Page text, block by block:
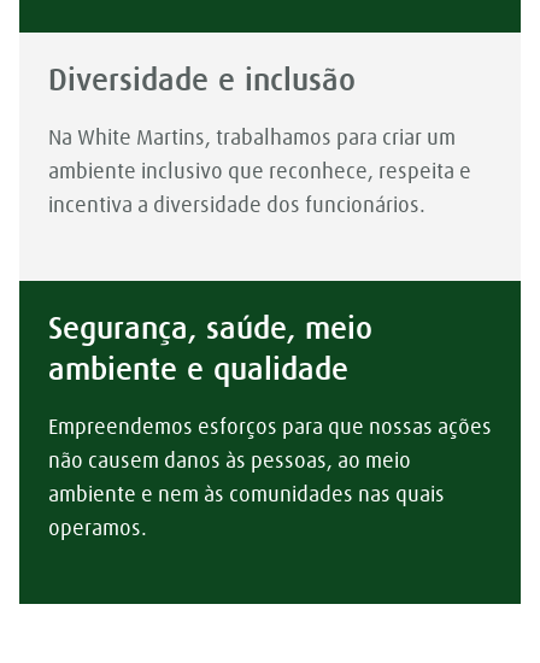
Diversidade e inclusão
Na White Martins, trabalhamos para criar um
ambiente inclusivo que reconhece, respeita e
incentiva a diversidade dos funcionários.
Segurança, saúde, meio
ambiente e qualidade
Empreendemos esforços para que nossas ações
não causem danos às pessoas, ao meio
ambiente e nem às comunidades nas quais
operamos.